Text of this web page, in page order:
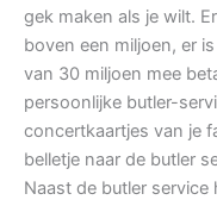
gek maken als je wilt.
boven een miljoen, er
van 30 miljoen mee
persoonlijke butler-
concertkaartjes van je
belletje naar de butler
Naast de butler